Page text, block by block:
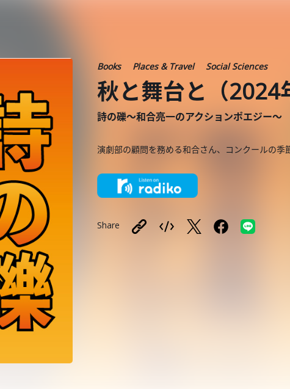
Books Places & Travel Social Sciences
秋と舞台と（2024
詩の礫～和合亮一のアクションポエジー～
演劇部の顧問を務める和合さん、コンクールの季
Share